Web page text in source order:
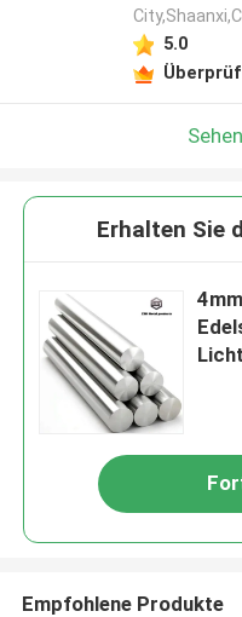
5.0
Erhalten Sie
Empfohlene Produkte